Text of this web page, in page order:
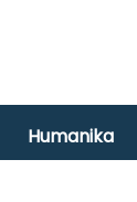
Humanika